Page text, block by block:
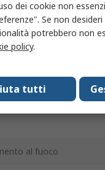
al fuoco
dei cookie non
Se non
potrebbero non
policy.
tutti